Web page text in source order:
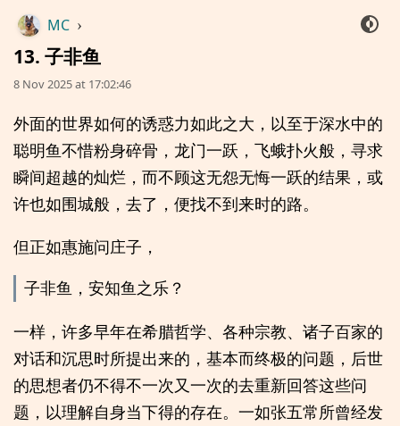
MC ›
13. 子非鱼
8 Nov 2025 at 17:02:46
外面的世界如何的诱惑力如此之大，以至于深水中的
聪明鱼不惜粉身碎骨，龙门一跃，飞蛾扑火般，寻求
瞬间超越的灿烂，而不顾这无怨无悔一跃的结果，或
许也如围城般，去了，便找不到来时的路。
但正如惠施问庄子，
子非鱼，安知鱼之乐？
一样，许多早年在希腊哲学、各种宗教、诸子百家的
对话和沉思时所提出来的，基本而终极的问题，后世
的思想者仍不得不一次又一次的去重新回答这些问
题，以理解自身当下得的存在。一如张五常所曾经发